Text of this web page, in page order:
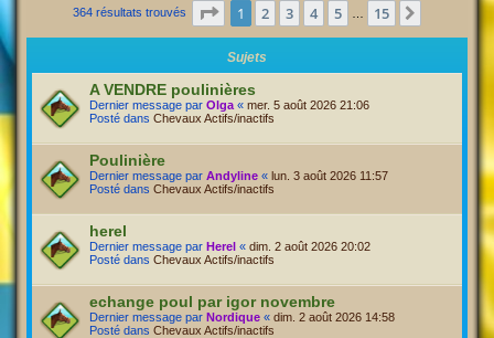
c
364 résultats trouvés Page 1sur15
1 2 3 4 5 15
Sujets
A VENDRE poulinières
Dernier message par Olga « mer. 5 août 2026 21:06
Posté dans Chevaux Actifs/inactifs
Poulinière
Dernier message par Andyline « lun. 3 août 2026 11:57
Posté dans Chevaux Actifs/inactifs
herel
Dernier message par Herel « dim. 2 août 2026 20:02
Posté dans Chevaux Actifs/inactifs
echange poul par igor novembre
Dernier message par Nordique « dim. 2 août 2026 14:58
Posté dans Chevaux Actifs/inactifs